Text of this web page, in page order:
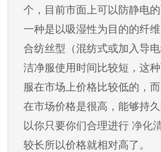
个，目前市面上可以防静电的
一种是以吸湿性为目的的纤
合纺丝型（混纺式或加入导
洁净服使用时间比较短，这
服在市场上价格比较低的，
在市场价格是很高，能够持
以你只要你们合理进行 净化
较长所以价格就相对高了。